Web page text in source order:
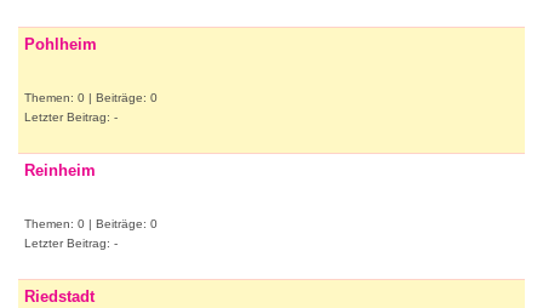
Pohlheim
Themen: 0 | Beiträge: 0
Letzter Beitrag: -
Reinheim
Themen: 0 | Beiträge: 0
Letzter Beitrag: -
Riedstadt